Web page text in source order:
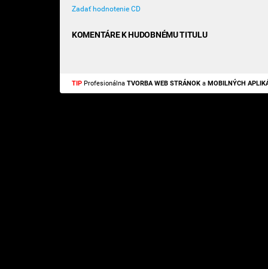
Zadať hodnotenie CD
KOMENTÁRE K HUDOBNÉMU TITULU
TIP Profesionálna TVORBA WEB STRÁNOK a MOBILNÝCH